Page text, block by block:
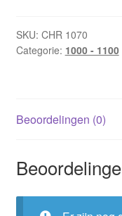
SKU: CHR 1070
Categorie: 1000 - 1100
Beoordelingen (0)